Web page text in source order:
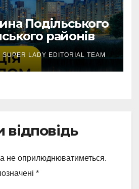
Подільського
районів
без світла через
SUPER LADY EDITORIAL TEAM
не оприлюднюватиметься.
*